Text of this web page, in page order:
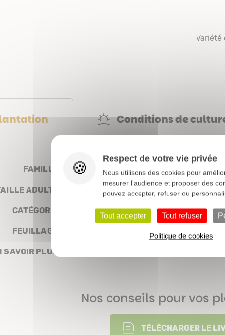
Variété
Conditions de
FAMILLE Saxifragacées
ADULTE 0,5 à 1,5 m
CATÉGORIE Petits fruits
FEUILLAGE
SAVOIR PLUS
Nos conseils pour vos
TÉLÉCHARGER LE
Respect de votre vie privée
Nous utilisons des cookies pour
mesurer l'audience et proposer des
pouvez accepter, refuser ou
Tout accepter Tout refuser
Politique de cookies